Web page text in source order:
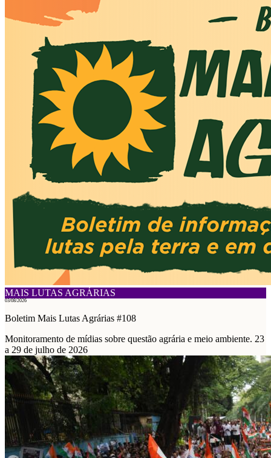
MAIS LUTAS AGRÁRIAS
03/08/2026
Boletim Mais Lutas Agrárias #108
Monitoramento de mídias sobre questão agrária e meio ambiente. 23
a 29 de julho de 2026